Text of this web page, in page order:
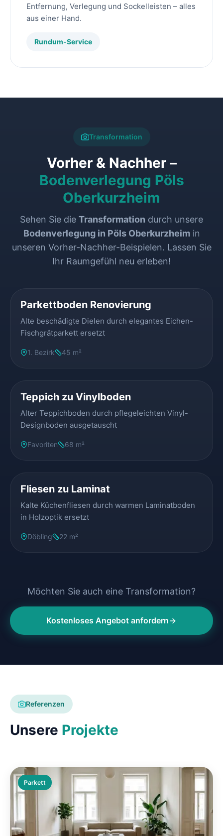
Entfernung, Verlegung und Sockelleisten – alles
aus einer Hand.
Rundum-Service
Transformation
Vorher & Nachher –
Bodenverlegung Pöls
Oberkurzheim
Sehen Sie die Transformation durch unsere
Bodenverlegung in Pöls Oberkurzheimin
unseren Vorher-Nachher-Beispielen. Lassen Sie
Ihr Raumgefühl neu erleben!
Parkettboden Renovierung
Alte beschädigte Dielen durch elegantes Eichen-
Fischgrätparkett ersetzt
1. Bezirk 45 m²
Teppich zu Vinylboden
Alter Teppichboden durch pflegeleichten Vinyl-
Designboden ausgetauscht
Favoriten 68 m²
Fliesen zu Laminat
Kalte Küchenfliesen durch warmen Laminatboden
in Holzoptik ersetzt
Döbling 22 m²
Möchten Sie auch eine Transformation?
Kostenloses Angebot anfordern
Referenzen
Unsere Projekte
Parkett